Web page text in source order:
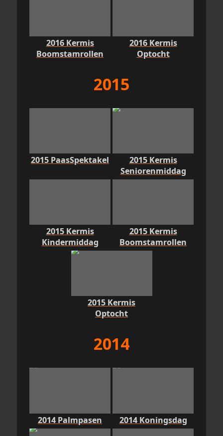
2016 Kermis
Boomstamrollen
2016 Kermis
Optocht
2015
2015 PaasSpektakel
2015 Kermis
Seniorenmiddag
2015 Kermis
Kindermiddag
2015 Kermis
Boomstamrollen
2015 Kermis
Optocht
2014
2014 Palmpasen 2014 Koningsdag